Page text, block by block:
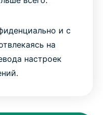
и с
на
настроек